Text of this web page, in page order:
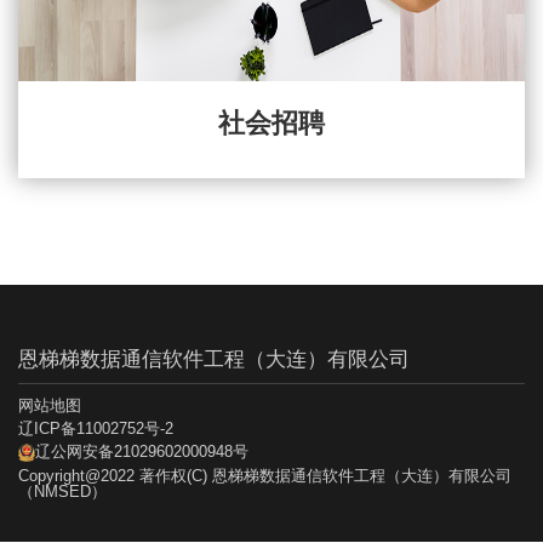
社会招聘
恩梯梯数据通信软件工程（大连）有限公司
网站地图
辽ICP备11002752号-2
辽公网安备21029602000948号
Copyright@2022 著作权(C) 恩梯梯数据通信软件工程（大连）有限公司
（NMSED）